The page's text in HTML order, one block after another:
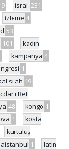
9 israil 231
izleme 4
53
101
kadın
kampanya 4
1
silah 19
Ret
48 kongo 1
1
kosta
kurtuluş
1
latin